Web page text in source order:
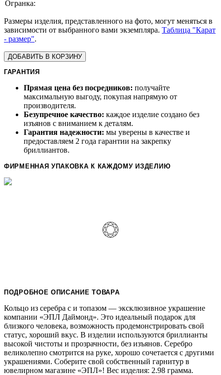
Размеры изделия, представленного на фото, могут меняться в
зависимости от выбранного вами экземпляра. Таблица "Карат
- размер".
ДОБАВИТЬ В КОРЗИНУ
ГАРАНТИЯ
Прямая цена без посредников: получайте
максимальную выгоду, покупая напрямую от
производителя.
Безупречное качество: каждое изделие создано без
изъянов с вниманием к деталям.
Гарантия надежности: мы уверены в качестве и
предоставляем 2 года гарантии на закрепку
бриллиантов.
ФИРМЕННАЯ УПАКОВКА К КАЖДОМУ ИЗДЕЛИЮ
ПОДРОБНОЕ ОПИСАНИЕ ТОВАРА
Кольцо из серебра с и топазом — эксклюзивное украшение
компании «ЭПЛ Даймонд». Это идеальный подарок для
близкого человека, возможность продемонстрировать свой
статус, хороший вкус. В изделии используются бриллианты
высокой чистоты и прозрачности, без изъянов. Серебро
великолепно смотрится на руке, хорошо сочетается с другими
украшениями. Соберите свой собственный гарнитур в
ювелирном магазине «ЭПЛ»! Вес изделия: 2.98 грамма.